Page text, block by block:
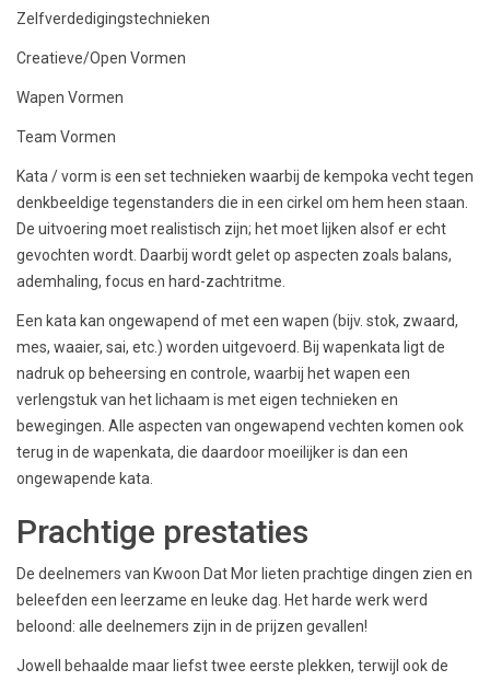
Zelfverdedigingstechnieken
Creatieve/Open Vormen
Wapen Vormen
Team Vormen
Kata / vorm is een set technieken waarbij de kempoka vecht tegen
denkbeeldige tegenstanders die in een cirkel om hem heen staan.
De uitvoering moet realistisch zijn; het moet lijken alsof er echt
gevochten wordt. Daarbij wordt gelet op aspecten zoals balans,
ademhaling, focus en hard-zachtritme.
Een kata kan ongewapend of met een wapen (bijv. stok, zwaard,
mes, waaier, sai, etc.) worden uitgevoerd. Bij wapenkata ligt de
nadruk op beheersing en controle, waarbij het wapen een
verlengstuk van het lichaam is met eigen technieken en
bewegingen. Alle aspecten van ongewapend vechten komen ook
terug in de wapenkata, die daardoor moeilijker is dan een
ongewapende kata.
Prachtige prestaties
De deelnemers van Kwoon Dat Mor lieten prachtige dingen zien en
beleefden een leerzame en leuke dag. Het harde werk werd
beloond: alle deelnemers zijn in de prijzen gevallen!
Jowell behaalde maar liefst twee eerste plekken, terwijl ook de